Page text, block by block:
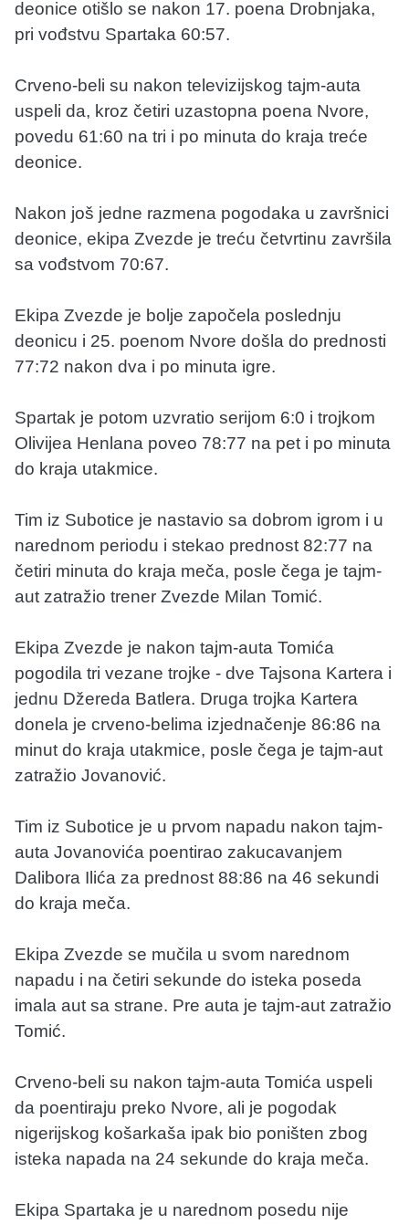
deonice otišlo se nakon 17. poena Drobnjaka,
pri vođstvu Spartaka 60:57.
Crveno-beli su nakon televizijskog tajm-auta
uspeli da, kroz četiri uzastopna poena Nvore,
povedu 61:60 na tri i po minuta do kraja treće
deonice.
Nakon još jedne razmena pogodaka u završnici
deonice, ekipa Zvezde je treću četvrtinu završila
sa vođstvom 70:67.
Ekipa Zvezde je bolje započela poslednju
deonicu i 25. poenom Nvore došla do prednosti
77:72 nakon dva i po minuta igre.
Spartak je potom uzvratio serijom 6:0 i trojkom
Olivijea Henlana poveo 78:77 na pet i po minuta
do kraja utakmice.
Tim iz Subotice je nastavio sa dobrom igrom i u
narednom periodu i stekao prednost 82:77 na
četiri minuta do kraja meča, posle čega je tajm-
aut zatražio trener Zvezde Milan Tomić.
Ekipa Zvezde je nakon tajm-auta Tomića
pogodila tri vezane trojke - dve Tajsona Kartera i
jednu Džereda Batlera. Druga trojka Kartera
donela je crveno-belima izjednačenje 86:86 na
minut do kraja utakmice, posle čega je tajm-aut
zatražio Jovanović.
Tim iz Subotice je u prvom napadu nakon tajm-
auta Jovanovića poentirao zakucavanjem
Dalibora Ilića za prednost 88:86 na 46 sekundi
do kraja meča.
Ekipa Zvezde se mučila u svom narednom
napadu i na četiri sekunde do isteka poseda
imala aut sa strane. Pre auta je tajm-aut zatražio
Tomić.
Crveno-beli su nakon tajm-auta Tomića uspeli
da poentiraju preko Nvore, ali je pogodak
nigerijskog košarkaša ipak bio poništen zbog
isteka napada na 24 sekunde do kraja meča.
Ekipa Spartaka je u narednom posedu nije